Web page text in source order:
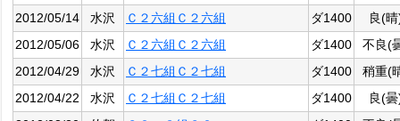
2012/05/14
水沢 Ｃ２六組Ｃ２六組 ダ1400
良(
2012/05/06
水沢 Ｃ２六組Ｃ２六組 ダ1400
不良(
2012/04/29
水沢 Ｃ２七組Ｃ２七組 ダ1400
稍重(
2012/04/22
水沢 Ｃ２七組Ｃ２七組 ダ1400
良(